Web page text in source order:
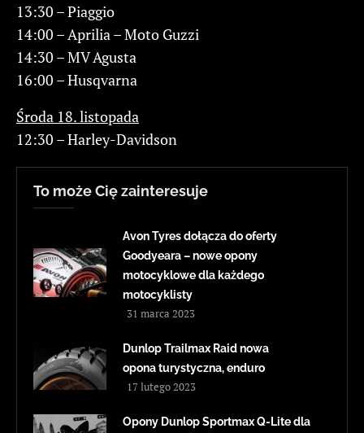
13:30 – Piaggio
14:00 – Aprilia – Moto Guzzi
14:30 – MV Agusta
16:00 – Husqvarna
Środa 18. listopada
12:30 – Harley-Davidson
To może Cię zainteresuje
Avon Tyres dołącza do oferty
Goodyeara – nowe opony
motocyklowe dla każdego
motocyklisty
31 marca 2023
Dunlop Trailmax Raid nowa
opona turystyczna, enduro
17 lutego 2023
Opony Dunlop Sportmax Q-Lite dla